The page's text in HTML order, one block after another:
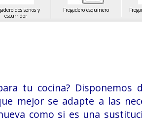
dos senos y
escurridor
Fregadero esquinero
tu cocina? Disponemos
mejor se adapte a las
como si es una